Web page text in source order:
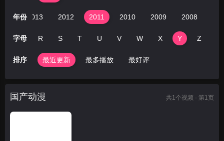
年份2013 2012 2011 2010 2009 2008
字母
Q R S T U V W X Y Z
排序 最近更新 最多播放 最好评
国产动漫 共1 个视频 · 第1页